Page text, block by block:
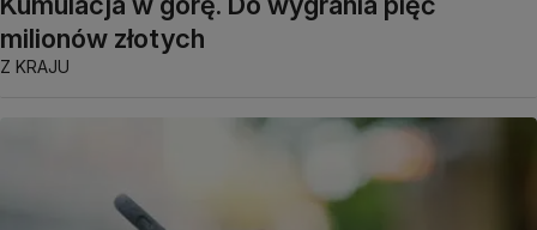
milionów złotych
Z KRAJU